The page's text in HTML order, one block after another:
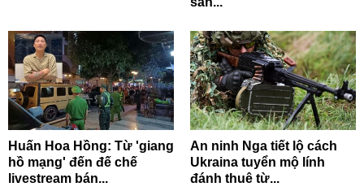
Huấn Hoa Hồng: Từ 'giang
hồ mạng' đến đế chế
livestream bán...
An ninh Nga tiết lộ cách
Ukraina tuyển mộ lính
đánh thuê từ...